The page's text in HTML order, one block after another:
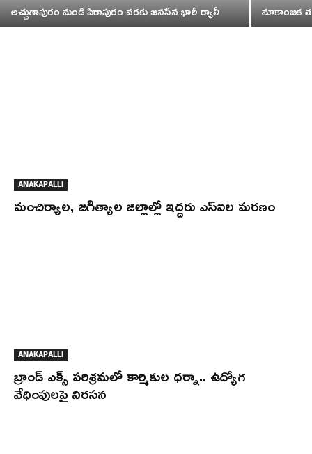
అచ్చుతాపురం నుండి పిఠాపురం వరకు జనసేన భారీ ర్యాలీ నూకాంబిక
ANAKAPALLI
మంచిర్యాల, జగిత్యాల జిల్లాల్లో ఇద్దరు ఎస్‌ఐల మరణం
ANAKAPALLI
బ్రాండ్ ఎక్స్ పరిశ్రమలో కార్మికుల ధర్నా.. ఉద్యోగ
వేధింపులపై నిరసన